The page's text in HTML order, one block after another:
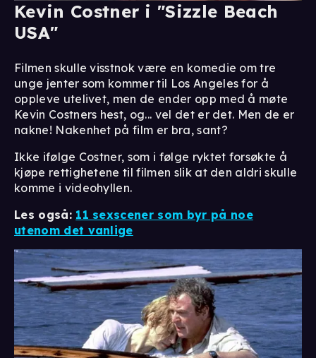
Kevin Costner i "Sizzle Beach
USA"
Filmen skulle visstnok være en komedie om tre
unge jenter som kommer til Los Angeles for å
oppleve utelivet, men de ender opp med å møte
Kevin Costners hest, og... vel det er det. Men de er
nakne! Nakenhet på film er bra, sant?
Ikke ifølge Costner, som i følge ryktet forsøkte å
kjøpe rettighetene til filmen slik at den aldri skulle
komme i videohyllen.
Les også: 11 sexscener som byr på noe
utenom det vanlige